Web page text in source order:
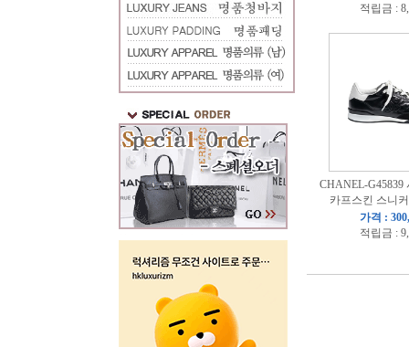
적립금 :
CHANEL-G45839
카프스킨 스니
가격 :
적립금 :